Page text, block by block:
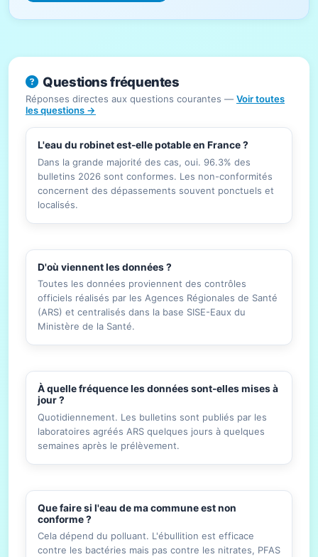
Questions fréquentes
Réponses directes aux questions courantes — Voir toutes
les questions →
L'eau du robinet est-elle potable en France ?
Dans la grande majorité des cas, oui. 96.3% des
bulletins 2026 sont conformes. Les non-conformités
concernent des dépassements souvent ponctuels et
localisés.
D'où viennent les données ?
Toutes les données proviennent des contrôles
officiels réalisés par les Agences Régionales de Santé
(ARS) et centralisés dans la base SISE-Eaux du
Ministère de la Santé.
À quelle fréquence les données sont-elles mises à
jour ?
Quotidiennement. Les bulletins sont publiés par les
laboratoires agréés ARS quelques jours à quelques
semaines après le prélèvement.
Que faire si l'eau de ma commune est non
conforme ?
Cela dépend du polluant. L'ébullition est efficace
contre les bactéries mais pas contre les nitrates, PFAS